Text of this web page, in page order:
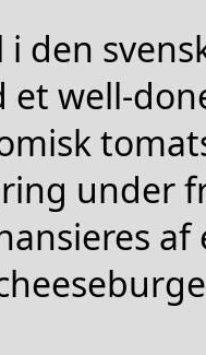
den
et well-
under